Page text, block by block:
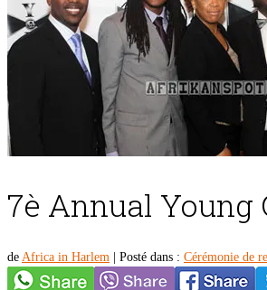
7è Annual
de Africa in Harlem Posté dans : Cérémonie de